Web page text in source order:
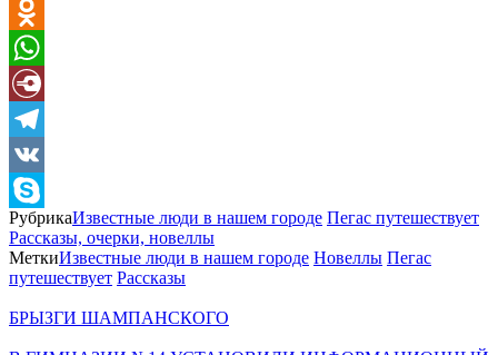
Copy
Link
Odnoklassniki
WhatsApp
Diary.Ru
Telegram
VK
Skype
РубрикаИзвестные люди в нашем городе Пегас путешествует
Рассказы, очерки, новеллы
МеткиИзвестные люди в нашем городе Новеллы Пегас
путешествует Рассказы
БРЫЗГИ ШАМПАНСКОГО